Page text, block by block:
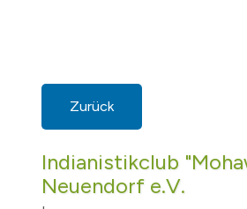
Zurück
Indianistikclub
Neuendorf e.V.